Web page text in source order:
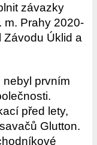
závazky
m. Prahy 2020-
Závodu Úklid a
prvním
před lety,
Glutton.